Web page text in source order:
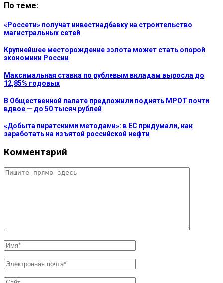
По теме:
«Россети» получат инвестнадбавку на строительство
магистральных сетей
Крупнейшее месторождение золота может стать опорой
экономики России
Максимальная ставка по рублевым вкладам выросла до
12,85% годовых
В Общественной палате предложили поднять МРОТ почти
вдвое — до 50 тысяч рублей
«Добыта пиратскими методами»: в ЕС придумали, как
заработать на изъятой российской нефти
Комментарий